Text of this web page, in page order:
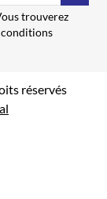
trouverez
conditions
réservés